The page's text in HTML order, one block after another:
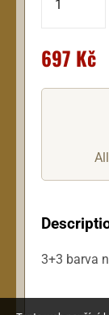
697 Kč
3+3 barva